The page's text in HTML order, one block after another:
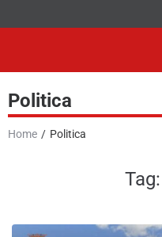
Politica
Home / Politica
Tag: